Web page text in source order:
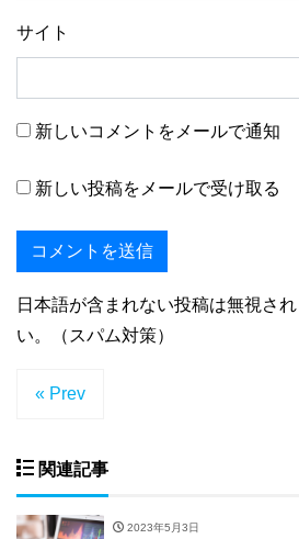
サイト
新しいコメントをメールで通知
新しい投稿をメールで受け取る
日本語が含まれない投稿は無視さ
い。（スパム対策）
« Prev
関連記事
2023年5月3日